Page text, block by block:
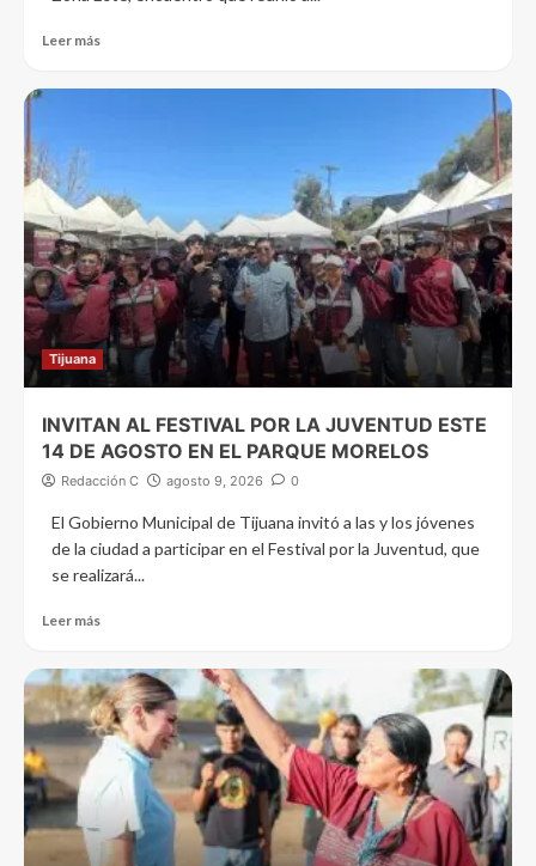
Leer más
Tijuana
INVITAN AL FESTIVAL POR LA JUVENTUD ESTE
14 DE AGOSTO EN EL PARQUE MORELOS
Redacción C agosto 9, 2026 0
El Gobierno Municipal de Tijuana invitó a las y los jóvenes
de la ciudad a participar en el Festival por la Juventud, que
se realizará...
Leer más